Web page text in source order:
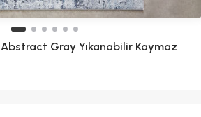
Abstract Gray Yıkanabilir Kaymaz